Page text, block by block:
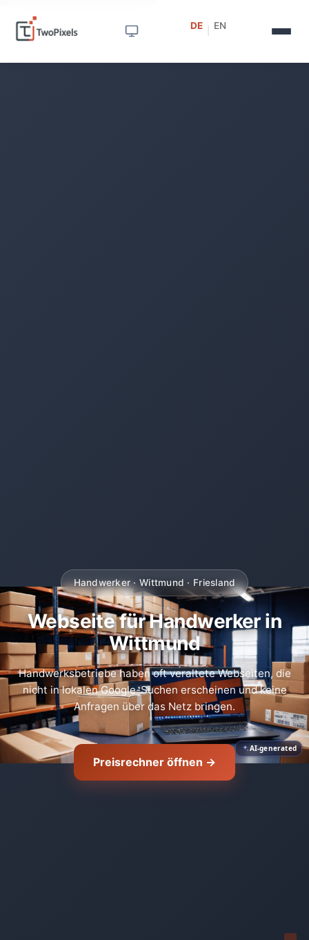
DE EN
AI-generated
Handwerker · Wittmund · Friesland
Webseite für Handwerker in
Wittmund
Handwerksbetriebe haben oft veraltete Webseiten, die
nicht in lokalen Google-Suchen erscheinen und keine
Anfragen über das Netz bringen.
Preisrechner öffnen →